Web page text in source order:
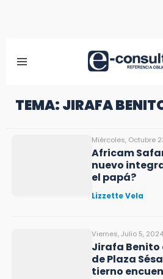
TEMA: JIRAFA
Miércoles, Octubre
Africam
nuevo
el papá?
Lizzette Vela
Viernes, Julio 5, 2024
Jirafa Benito
de Plaza
tierno